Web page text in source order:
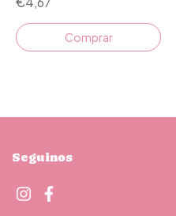
Comprar
Seguinos